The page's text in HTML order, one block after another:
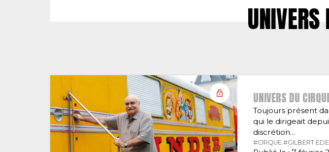
UNIVERS
UNIVERS DU
Toujours présent
qui le dirigeait
discrétion…
#CIRQUE. #GILBERT